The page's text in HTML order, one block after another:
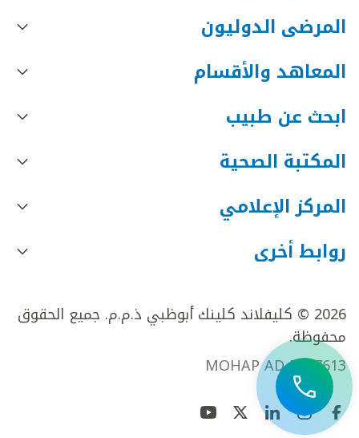
المرضى الدوليون
المعاهد والأقسام
ابحث عن طبيب
المكتبة الصحية
المركز الإعلامي
روابط أخرى
2026 © كليفلاند كلينك أبوظبي ذ.م.م. جميع الحقوق
محفوظة.
MOHAP AD FR27613